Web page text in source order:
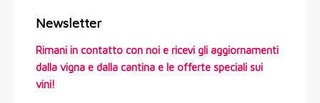
Newsletter
Rimani in contatto con noi e ricevi gli aggiornamenti
dalla vigna e dalla cantina e le offerte speciali sui
vini!